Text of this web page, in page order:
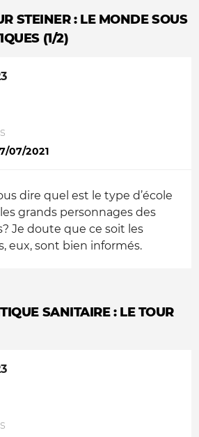
STEINER : LE MONDE SOUS
(1/2)
07/2021
dire quel est le type d’école
grands personnages des
Je doute que ce soit les
eux, sont bien informés.
SANITAIRE : LE TOUR